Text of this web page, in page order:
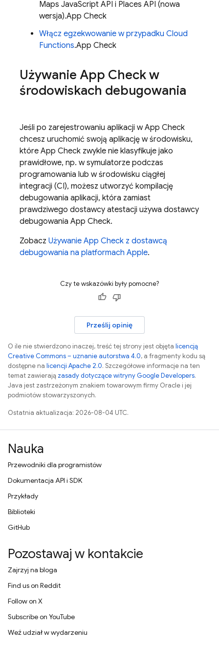
Maps JavaScript API i Places API (nowa
wersja).App Check
Włącz egzekwowanie w przypadku Cloud
Functions.App Check
Używanie App Checkw
środowiskach debugowania
Jeśli po zarejestrowaniu aplikacji wApp Check
chcesz uruchomić swoją aplikację w środowisku,
które App Check zwykle nie klasyfikuje jako
prawidłowe, np. w symulatorze podczas
programowania lub w środowisku ciągłej
integracji (CI), możesz utworzyć kompilację
debugowania aplikacji, która zamiast
prawdziwego dostawcy atestacji używa dostawcy
debugowania App Check.
Zobacz Używanie App Check z dostawcą
debugowania na platformach Apple.
Czy te wskazówki były pomocne?
Prześlij opinię
O ile nie stwierdzono inaczej, treść tej strony jest objęta licencją
Creative Commons – uznanie autorstwa 4.0, a fragmenty kodu są
dostępne na licencji Apache 2.0. Szczegółowe informacje na ten
temat zawierają zasady dotyczące witryny Google Developers.
Java jest zastrzeżonym znakiem towarowym firmy Oracle i jej
podmiotów stowarzyszonych.
Ostatnia aktualizacja: 2026-08-04 UTC.
Nauka
Przewodniki dla programistów
Dokumentacja API i SDK
Przykłady
Biblioteki
GitHub
Pozostawaj w kontakcie
Zajrzyj na bloga
Find us on Reddit
Follow on X
Subscribe on YouTube
Weź udział w wydarzeniu